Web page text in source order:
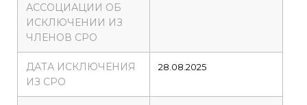
АССОЦИАЦИИ ОБ
ИСКЛЮЧЕНИИ ИЗ
ЧЛЕНОВ СРО
ДАТА ИСКЛЮЧЕНИЯ
ИЗ СРО
28.08.2025